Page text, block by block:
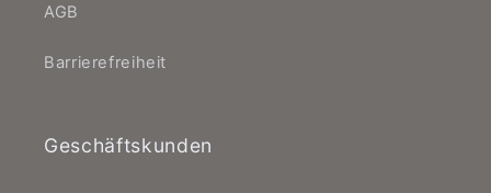
AGB
Barrierefreiheit
Geschäftskunden